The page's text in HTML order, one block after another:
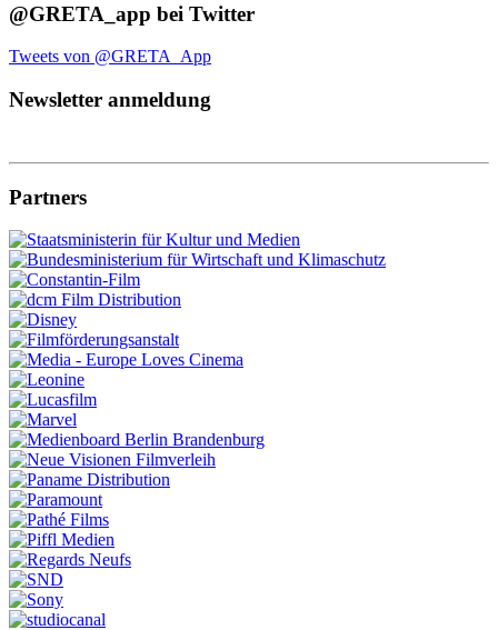
@GRETA_app bei Twitter
Tweets von @GRETA_App
Newsletter anmeldung
Partners